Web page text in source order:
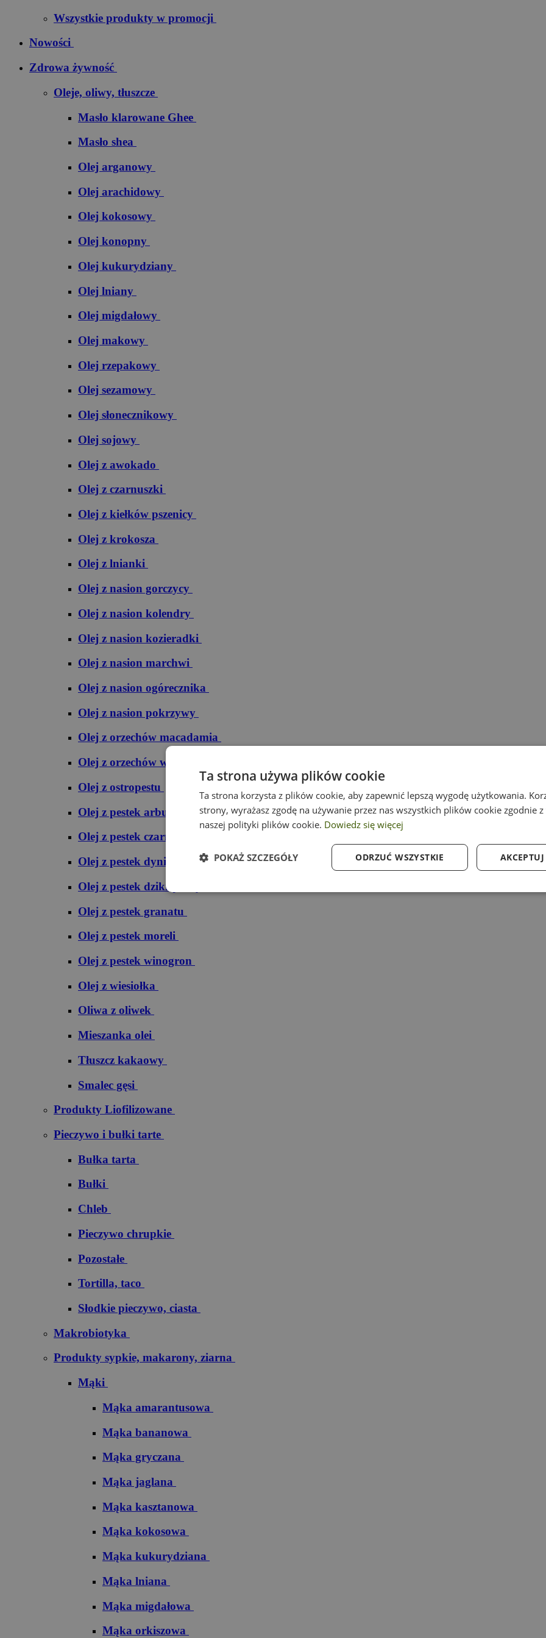
Wszystkie produkty w promocji
Nowości
Zdrowa żywność
Oleje, oliwy, tłuszcze
Masło klarowane Ghee
Masło shea
Olej arganowy
Olej arachidowy
Olej kokosowy
Olej konopny
Olej kukurydziany
Olej lniany
Olej migdałowy
Olej makowy
Olej rzepakowy
Olej sezamowy
Olej słonecznikowy
Olej sojowy
Olej z awokado
Olej z czarnuszki
Olej z kiełków pszenicy
Olej z krokosza
Olej z lnianki
Olej z nasion gorczycy
Olej z nasion kolendry
Olej z nasion kozieradki
Olej z nasion marchwi
Olej z nasion ogórecznika
Olej z nasion pokrzywy
Olej z orzechów macadamia
Olej z orzechów włoskich
Olej z ostropestu
Olej z pestek arbuza
Olej z pestek czarnej porzeczki
Olej z pestek dyni
Olej z pestek dzikiej róży
Olej z pestek granatu
Olej z pestek moreli
Olej z pestek winogron
Olej z wiesiołka
Oliwa z oliwek
Mieszanka olei
Tłuszcz kakaowy
Smalec gęsi
Produkty Liofilizowane
Pieczywo i bułki tarte
Bułka tarta
Bułki
Chleb
Pieczywo chrupkie
Pozostałe
Tortilla, taco
Słodkie pieczywo, ciasta
Makrobiotyka
Produkty sypkie, makarony, ziarna
Mąki
Mąka amarantusowa
Mąka bananowa
Mąka gryczana
Mąka jaglana
Mąka kasztanowa
Mąka kokosowa
Mąka kukurydziana
Mąka lniana
Mąka migdałowa
Mąka orkiszowa
Ta strona używa plików cookie
Ta strona korzysta z plików cookie, aby zapewnić lepszą wygodę użytkowania.
strony, wyrażasz zgodę na używanie przez nas wszystkich plików cookie zgodnie
naszej polityki plików cookie. Dowiedz się więcej
ODRZUĆ WSZYSTKIE
POKAŻ SZCZEGÓŁY